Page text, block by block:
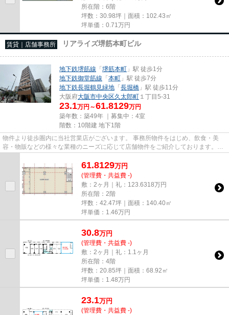
所在階：6階
坪数：30.98坪｜面積：102.43㎡
坪単価： 0.71 万円
賃貸｜店舗事務所 リアライズ堺筋本町ビル
地下鉄堺筋線 「堺筋本町 」駅 徒歩1分
地下鉄御堂筋線 「本町 」駅 徒歩7分
地下鉄長堀鶴見緑地 「長堀橋 」駅 徒歩11分
大阪府大阪市中央区久太郎町 １丁目5-31
23.1万円～61.8129万円
築年数：築49年 ｜募集中： 4室
階数：10階建 地下1階
物件より徒歩圏内に当社営業店がございます。 事務所物件をはじめ、飲食・美
容・物販などの様々な業種のニーズに応じて店舗物件をご紹介しております。
尚、弊社ではおとり広告は一切...
61.8129万円
(管理費・共益費 -)
敷：2ヶ月｜礼：123.6318万円
所在階：2階
坪数：42.47坪｜面積：140.40㎡
坪単価： 1.46万円
30.8万円
(管理費・共益費 -)
敷：2ヶ月｜礼：1.1ヶ月
所在階：4階
坪数：20.85坪｜面積：68.92㎡
坪単価： 1.48万円
23.1万円
(管理費・共益費 -)